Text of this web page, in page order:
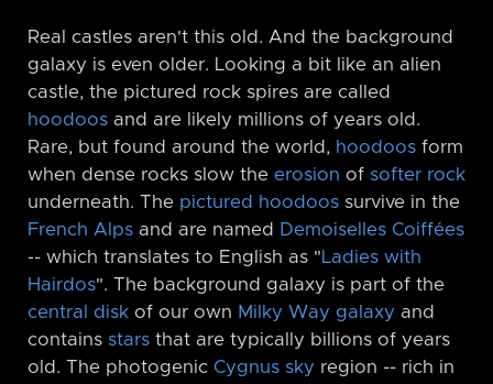
Real castles aren't this old. And the background
galaxy is even older. Looking a bit like an alien
castle, the pictured rock spires are called
hoodoos and are likely millions of years old.
Rare, but found around the world, hoodoos form
when dense rocks slow the erosion of softer rock
underneath. The pictured hoodoos survive in the
French Alps and are named Demoiselles Coiffées
-⁠- which translates to English as "Ladies with
Hairdos". The background galaxy is part of the
central disk of our own Milky Way galaxy and
contains stars that are typically billions of years
old. The photogenic Cygnus sky region -⁠- rich in